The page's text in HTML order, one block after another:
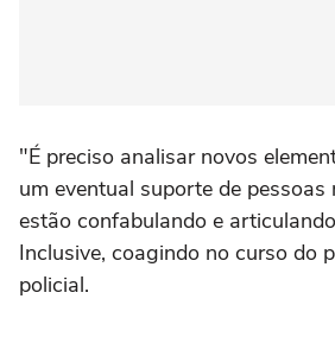
"É preciso analisar novos
um eventual suporte de pessoas
estão confabulando e
Inclusive, coagindo no curso do
policial.